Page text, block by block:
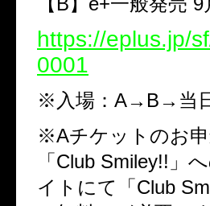
https://eplus.jp/
0001
※入場：A→B→当
※Aチケットのお
「Club Smiley!!」
イトにて「Club